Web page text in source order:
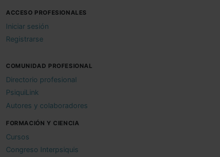
ACCESO PROFESIONALES
Iniciar sesión
Registrarse
COMUNIDAD PROFESIONAL
Directorio profesional
PsiquiLink
Autores y colaboradores
FORMACIÓN Y CIENCIA
Cursos
Congreso Interpsiquis